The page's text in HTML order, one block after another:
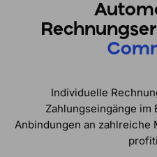
Individuelle
Zahlungseingänge im
Anbindungen an zahlreiche